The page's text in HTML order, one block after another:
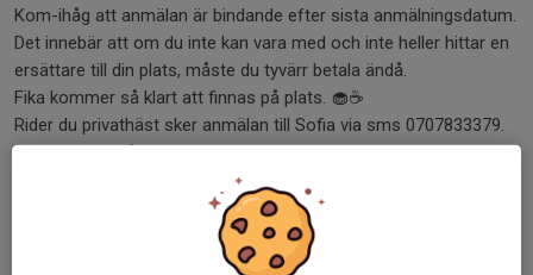
Kom-ihåg att anmälan är bindande efter sista anmälningsdatum.
Det innebär att om du inte kan vara med och inte heller hittar en
ersättare till din plats, måste du tyvärr betala ändå.
Fika kommer så klart att finnas på plats. 🧁☕️
Rider du privathäst sker anmälan till Sofia via sms 0707833379.
För anmälan på Ridskolehäst SMS Ridklubben 073-7368592